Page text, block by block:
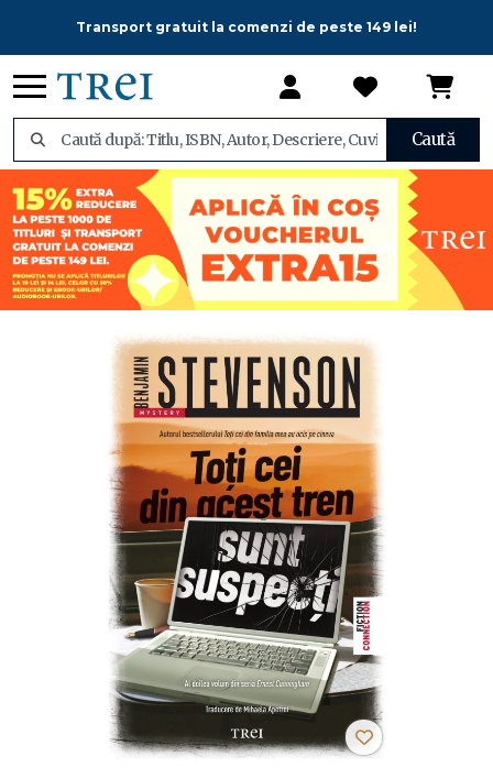
Transport gratuit la comenzi de peste 149 lei!
Caută